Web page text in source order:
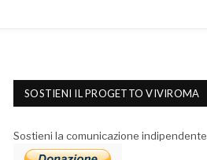
SOSTIENI IL PROGETTO VIVIROMA
Sostieni la comunicazione indipendente